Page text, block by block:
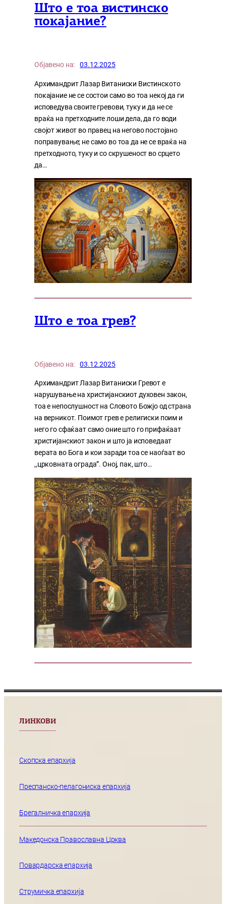
Што е тоа вистинско
покајание?
Објавено на: 03.12.2025
Архимандрит Лазар Витаниски Вистинското
покајание не се состои само во тоа некој да ги
исповедува своите гревови, туку и да не се
враќа на претходните лоши дела, да го води
својот живот во правец на негово постојано
поправување; не само во тоа да не се враќа на
претходното, туку и со скрушеност во срцето
да…
Што е тоа грев?
Објавено на: 03.12.2025
Архимандрит Лазар Витаниски Гревот е
нарушување на христијанскиот духовен закон,
тоа е непослушност на Словото Божјо од страна
на верникот. Поимот грев е религиски поим и
него го сфаќаат само оние што го прифаќаат
христијанскиот закон и што ја исповедаат
верата во Бога и кои заради тоа се наоѓаат во
,,црковната ограда”. Оној, пак, што…
ЛИНКОВИ
Скопска епархија
Преспанско-пелагониска епархија
Брегалничка епархија
Македонска Православна Црква
Повардарска епархија
Струмичка епархија